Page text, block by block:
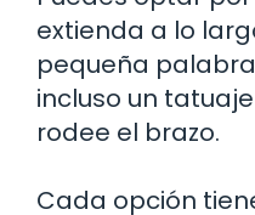
extienda a lo
pequeña
incluso un
rodee el brazo.
Cada opción